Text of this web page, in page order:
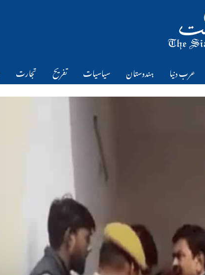
عرب دنیا ہندوستان سیاسیات تفریح تجارت